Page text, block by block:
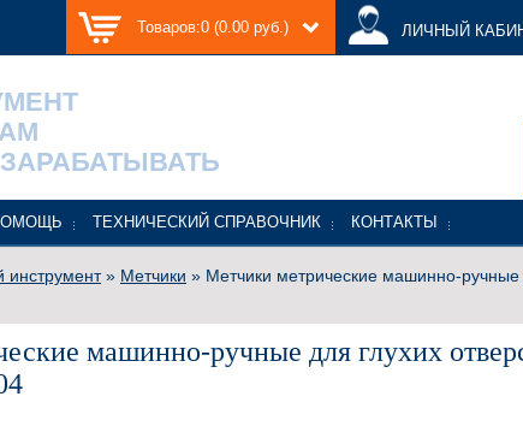
Товаров:0 (0.00 руб.) ЛИЧНЫЙ
ТЕХНИЧЕСКИЙ СПРАВОЧНИК КОНТАКТЫ
» Метчики » Метчики метрические машинно-
машинно-ручные для глухих